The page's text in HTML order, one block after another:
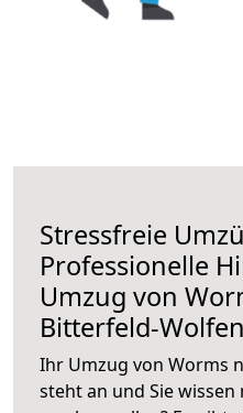
Stressfreie
Professionelle
Umzug von
Bitterfeld-Wolfen
Ihr Umzug von Worms
steht an und Sie wissen